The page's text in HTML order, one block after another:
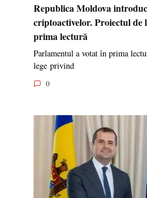
Republica Moldova
criptoactivelor. Proiectul de
prima lectură
Parlamentul a votat în prima
lege privind
0